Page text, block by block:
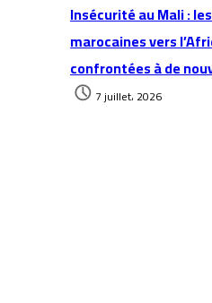
Insécurité au Mali :
marocaines vers
confrontées à de
7 juillet، 2026